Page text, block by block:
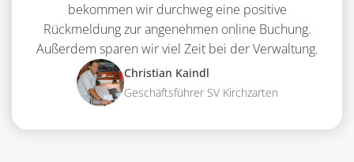
bekommen wir durchweg eine positive
Rückmeldung zur angenehmen online Buchung.
Außerdem sparen wir viel Zeit bei der Verwaltung.
Christian Kaindl
Geschäftsführer SV Kirchzarten